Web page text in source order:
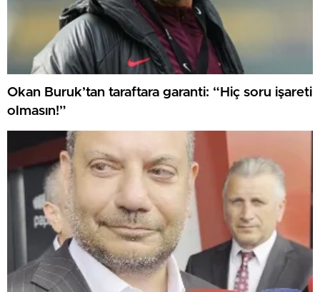
Okan Buruk’tan taraftara garanti: “Hiç soru işareti
olmasın!”